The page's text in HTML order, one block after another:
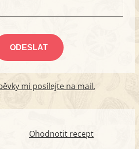
mi posílejte na mail.
Ohodnotit recept